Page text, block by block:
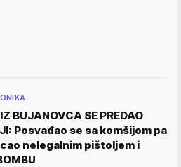
BUJANOVCA SE PREDAO
Posvađao se sa komšijom pa
nelegalnim pištoljem i